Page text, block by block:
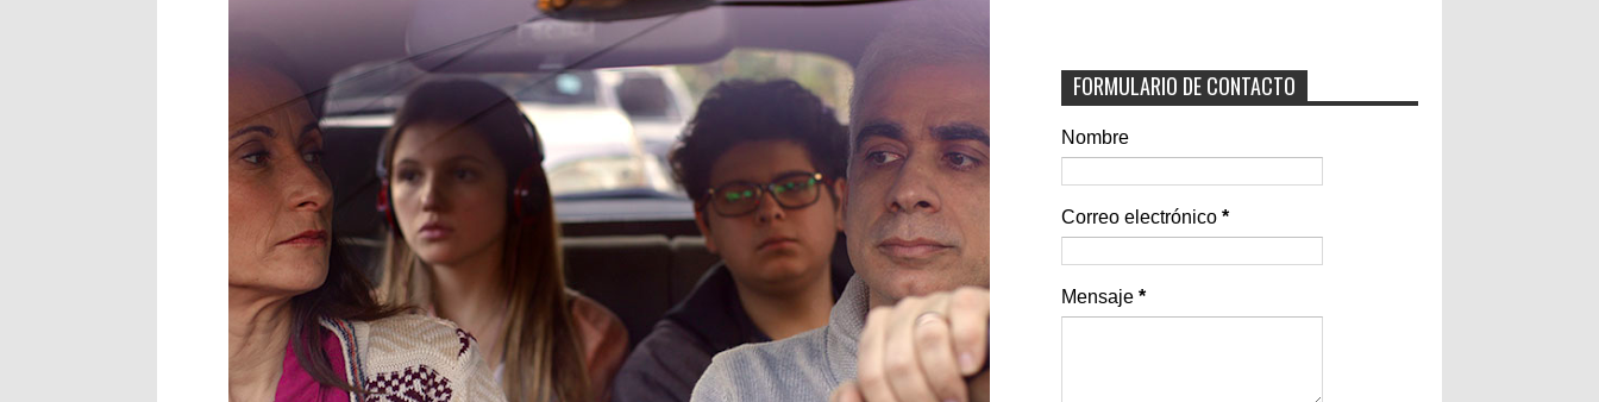
FORMULARIO DE CONTACTO
Nombre
Correo electrónico *
Mensaje *